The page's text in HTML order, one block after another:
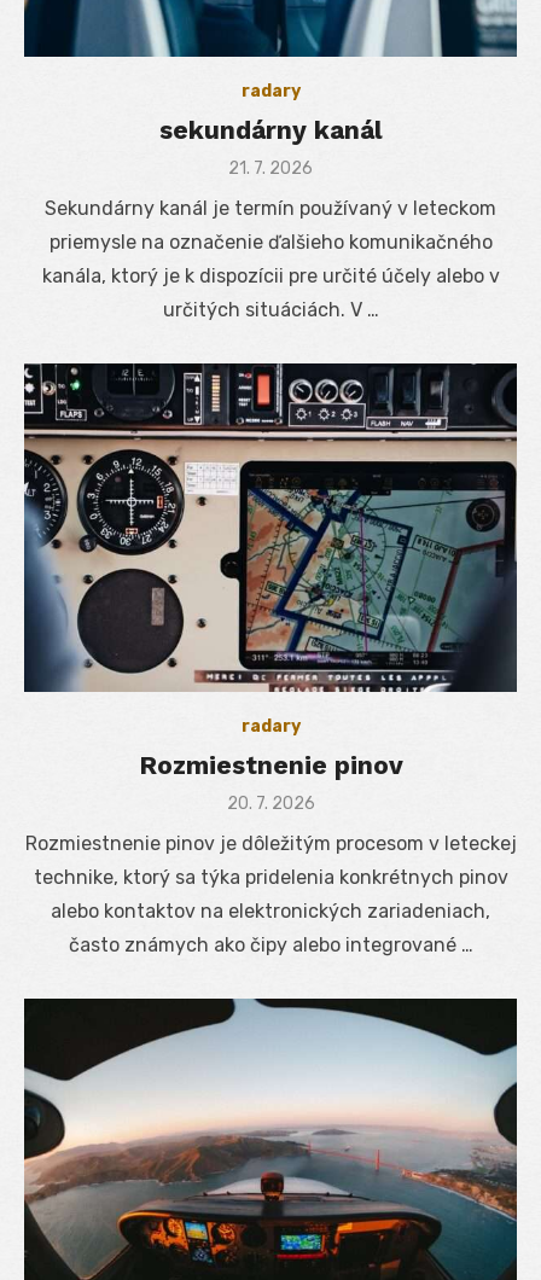
radary
sekundárny kanál
Posted
21. 7. 2026
Sekundárny kanál je termín používaný v leteckom
priemysle na označenie ďalšieho komunikačného
kanála, ktorý je k dispozícii pre určité účely alebo v
určitých situáciách. V …
radary
Rozmiestnenie pinov
Posted
20. 7. 2026
Rozmiestnenie pinov je dôležitým procesom v leteckej
technike, ktorý sa týka pridelenia konkrétnych pinov
alebo kontaktov na elektronických zariadeniach,
často známych ako čipy alebo integrované …